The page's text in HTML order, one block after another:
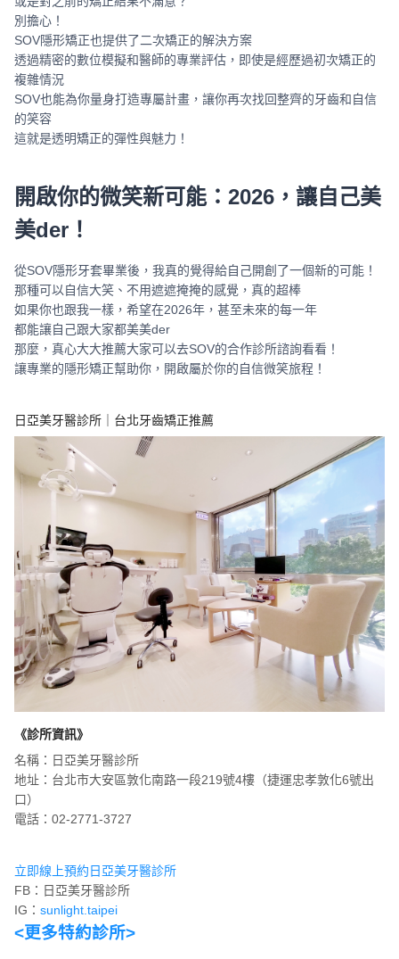
別擔心！
SOV隱形矯正也提供了二次矯正的解決方案
透過精密的數位模擬和醫師的專業評估，即使是經歷過初次矯正的
複雜情況
SOV也能為你量身打造專屬計畫，讓你再次找回整齊的牙齒和自信
的笑容
這就是透明矯正的彈性與魅力！
開啟你的微笑新可能：2026，讓自己美
美der！
從SOV隱形牙套畢業後，我真的覺得給自己開創了一個新的可能！
那種可以自信大笑、不用遮遮掩掩的感覺，真的超棒
如果你也跟我一樣，希望在2026年，甚至未來的每一年
都能讓自己跟大家都美美der
那麼，真心大大推薦大家可以去SOV的合作診所諮詢看看！
讓專業的隱形矯正幫助你，開啟屬於你的自信微笑旅程！
日亞美牙醫診所｜台北牙齒矯正推薦
《診所資訊》
名稱：日亞美牙醫診所
地址：台北市大安區敦化南路一段219號4樓（捷運忠孝敦化6號出
口）
電話：02-2771-3727
立即線上預約日亞美牙醫診所
FB：日亞美牙醫診所
IG： sunlight.taipei
<更多特約診所>